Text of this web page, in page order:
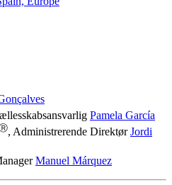
Pamela García
, Administrerende DirektørJordi
Manuel Márquez